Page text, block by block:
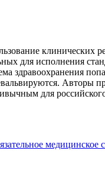
для исполнения
здравоохранения
Авторы
для
медицинское